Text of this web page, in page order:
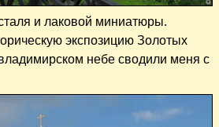
и лаковой миниатюры.
экспозицию Золотых
небе сводили меня с